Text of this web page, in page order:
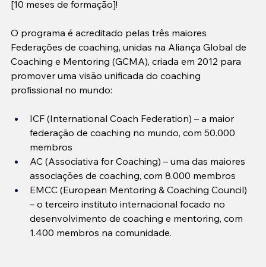
[10 meses de formação]!
O programa é acreditado pelas três maiores
Federações de coaching, unidas na Aliança Global de
Coaching e Mentoring (GCMA), criada em 2012 para
promover uma visão unificada do coaching
profissional no mundo:
ICF (International Coach Federation) – a maior
federação de coaching no mundo, com 50.000
membros
AC (Associativa for Coaching) – uma das maiores
associações de coaching, com 8.000 membros
EMCC (European Mentoring & Coaching Council)
– o terceiro instituto internacional focado no
desenvolvimento de coaching e mentoring, com
1.400 membros na comunidade.